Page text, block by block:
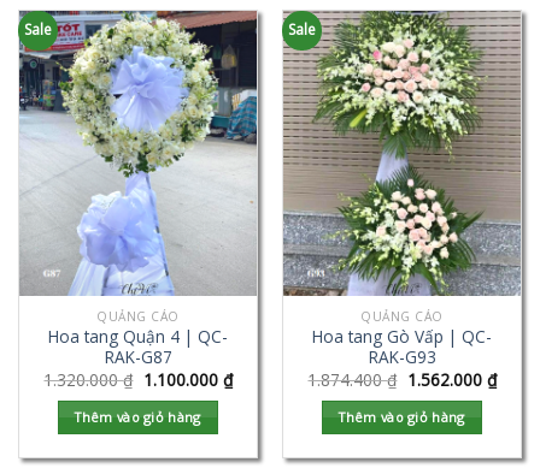
Sale
QUẢNG CÁO
Hoa tang Quận 4 | QC-
RAK-G87
1.320.000₫ 1.100.000 ₫
Thêm vào giỏ hàng
Sale
QUẢNG CÁO
Hoa tang Gò Vấp | QC-
RAK-G93
1.874.400₫ 1.562.000 ₫
Thêm vào giỏ hàng